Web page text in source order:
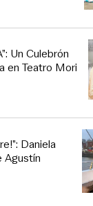
Un Culebrón
en Teatro Mori
Daniela
Agustín